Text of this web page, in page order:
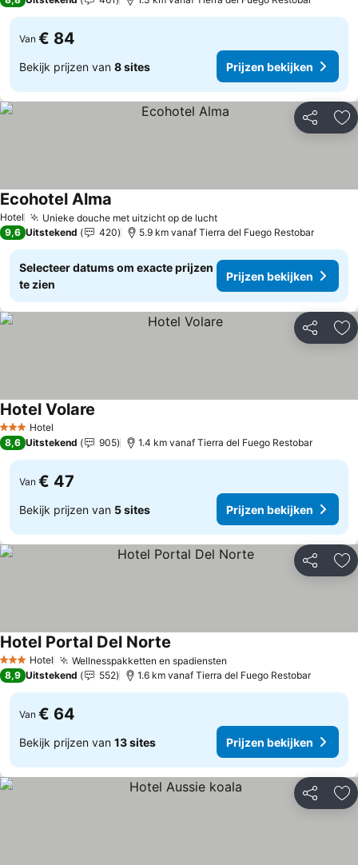
Van € 84
Bekijk prijzen van 8 sites Prijzen bekijken
Delen
Hotel Unieke douche met uitzicht op de lucht
Ecohotel Alma
9,6 Uitstekend 420 5.9 km vanaf Tierra del Fuego Restobar
Selecteer datums om exacte prijzen
te zien
Prijzen bekijken
Delen
3 SterrenHotel
Hotel Volare
8,6 Uitstekend 905 1.4 km vanaf Tierra del Fuego Restobar
Van € 47
Bekijk prijzen van 5 sites Prijzen bekijken
Delen
3 SterrenHotel Wellnesspakketten en spadiensten
Hotel Portal Del Norte
8,9 Uitstekend 552 1.6 km vanaf Tierra del Fuego Restobar
Van € 64
Bekijk prijzen van 13 sites Prijzen bekijken
Delen